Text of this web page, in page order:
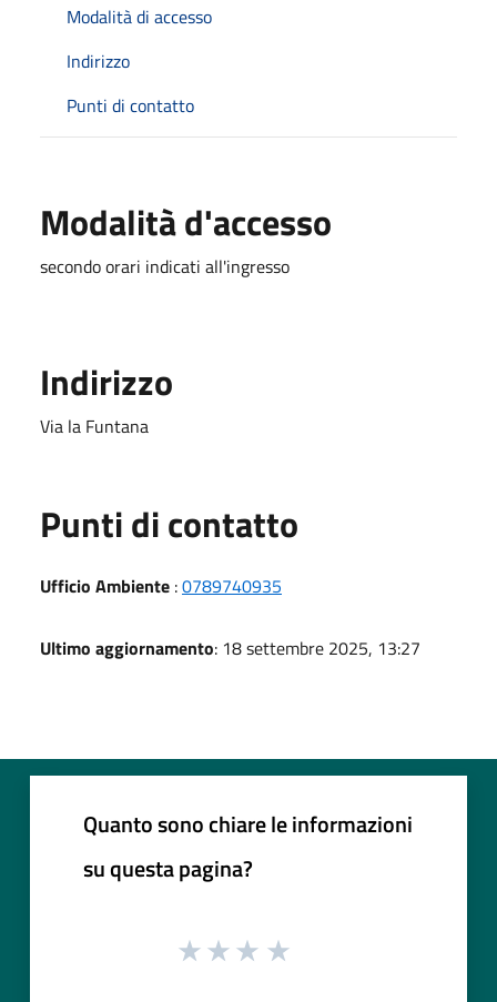
Modalità di accesso
Indirizzo
Punti di contatto
Modalità d'accesso
secondo orari indicati all'ingresso
Indirizzo
Via la Funtana
Punti di contatto
Ufficio Ambiente :0789740935
Ultimo aggiornamento: 18 settembre 2025, 13:27
Quanto sono chiare le informazioni
su questa pagina?